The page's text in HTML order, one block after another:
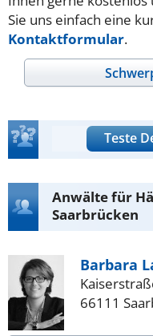
Sie uns einfach eine
Kontaktformular.
Teste
Anwälte für
Saarbrücken
Barbara
66111